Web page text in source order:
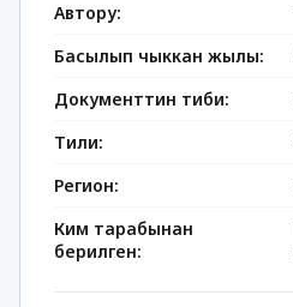
Автору:
Басылып чыккан жылы:
Документтин тиби:
Тили:
Регион:
Ким тарабынан
берилген: